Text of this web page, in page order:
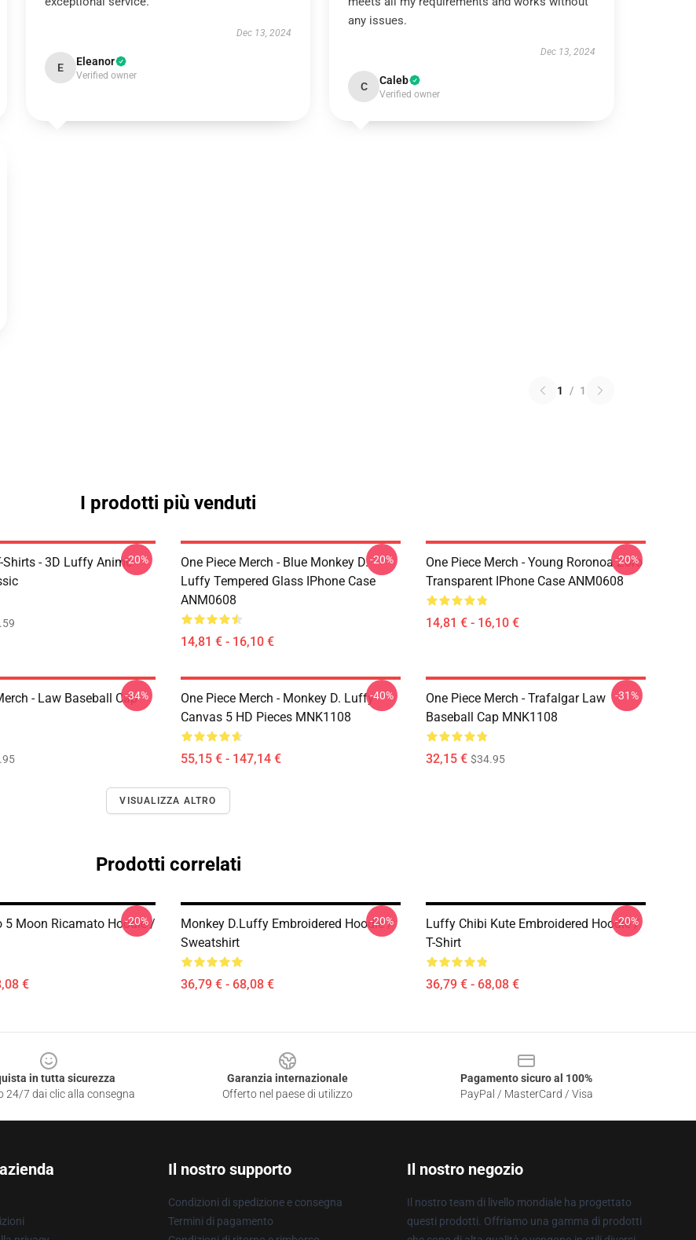
Dec 13, 2024
E Eleanor
Verified owner
any issues.
Dec 13, 2024
C Caleb
Verified owner
1 / 1
I prodotti più venduti
Shirts - 3D Luffy Anime-20%
One Piece Merch - Blue Monkey D.
Luffy Tempered Glass IPhone Case
ANM0608
14,81 € - 16,10 €
-20%
One Piece Merch - Young Roronoa Zoro
Transparent IPhone Case ANM0608
14,81 € - 16,10 €
-20%
- Law Baseball Cap-34%
One Piece Merch - Monkey D. Luffy
Canvas 5 HD Pieces MNK1108
55,15 € - 147,14 €
-40%
One Piece Merch - Trafalgar Law
Baseball Cap MNK1108
32,15 € $34.95
-31%
VISUALIZZA ALTRO
Prodotti correlati
5 Moon Ricamato Hoodie /
€
-20%
Monkey D.Luffy Embroidered Hoodie /
Sweatshirt
36,79 € - 68,08 €
-20%
Luffy Chibi Kute Embroidered Hoodie /
T-Shirt
36,79 € - 68,08 €
-20%
in tutta sicurezza
24/7 dai clic alla consegna
Garanzia internazionale
Offerto nel paese di utilizzo
Pagamento sicuro al 100%
PayPal / MasterCard / Visa
Il nostro supporto
Condizioni di spedizione e consegna
Termini di pagamento
Il nostro negozio
Il nostro team di livello mondiale ha progettato
questi prodotti. Offriamo una gamma di prodotti